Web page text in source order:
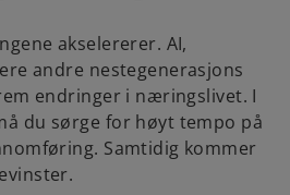
akselererer. AI,
andre nestegenerasjons
endringer i næringslivet. I
du sørge for høyt tempo på
Samtidig kommer